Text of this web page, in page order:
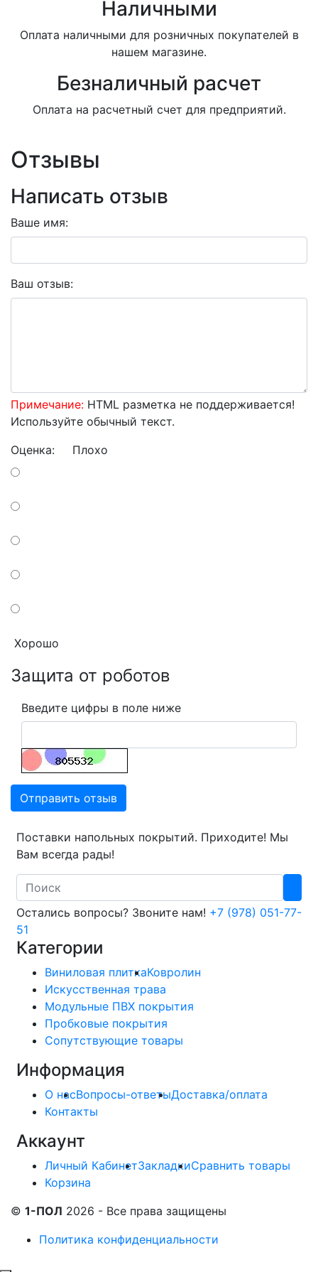
Наличными
Оплата наличными для розничных покупателей в
нашем магазине.
Безналичный расчет
Оплата на расчетный счет для предприятий.
Отзывы
Написать отзыв
Ваше имя:
Ваш отзыв:
Примечание: HTML разметка не поддерживается!
Используйте обычный текст.
Оценка: Плохо
Хорошо
Защита от роботов
Введите цифры в поле ниже
Отправить отзыв
Поставки напольных покрытий. Приходите! Мы
Вам всегда рады!
Search
Остались вопросы? Звоните нам! +7 (978) 051-77-
51
Категории
Виниловая плиткаКовролин
Искусственная трава
Модульные ПВХ покрытия
Пробковые покрытия
Сопутствующие товары
Информация
О насВопросы-ответыДоставка/оплата
Контакты
Аккаунт
Личный КабинетЗакладкиСравнить товары
Корзина
© 1-ПОЛ 2026 - Все права защищены
Политика конфиденциальности